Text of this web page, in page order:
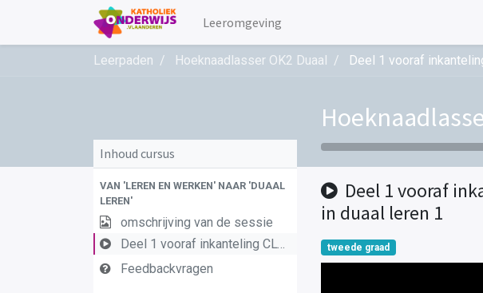
Leeromgeving
Leerpaden Hoeknaadlasser OK2 Duaal Deel 1 vooraf
Inhoud cursus
VAN 'LEREN EN WERKEN' NAAR 'DUAAL
LEREN'
omschrijving van de sessie
Deel 1 vooraf inkanteling CLW in duaal leren 1
Feedbackvragen
Deel 1 vooraf
in duaal leren 1
tweede graad